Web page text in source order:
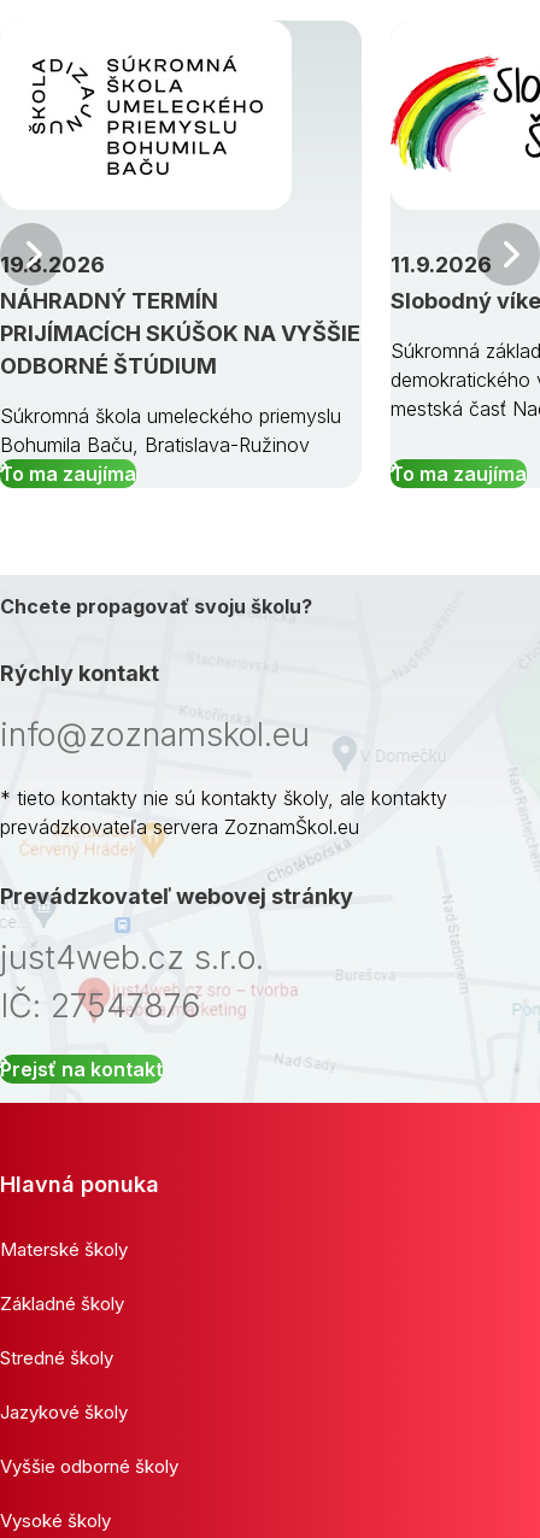
NÁHRADNÝ TERMÍN
PRIJÍMACÍCH SKÚŠOK NA VYŠŠIE
ODBORNÉ ŠTÚDIUM
19.8.2026
Súkromná škola umeleckého priemyslu
Bohumila Baču, Bratislava-Ružinov
To ma zaujíma
Slobodný
11.9.2026
Súkromná
demokratického
mestská časť
To ma zaujíma
Predchádzajúci
Chcete propagovať svoju školu?
Rýchly kontakt
info@zoznamskol.eu
* tieto kontakty nie sú kontakty školy, ale kontakty
prevádzkovateľa servera ZoznamŠkol.eu
Prevádzkovateľ webovej stránky
just4web.cz s.r.o.
IČ: 27547876
Prejsť na kontakt
Hlavná ponuka
Materské školy
Základné školy
Stredné školy
Jazykové školy
Vyššie odborné školy
Vysoké školy